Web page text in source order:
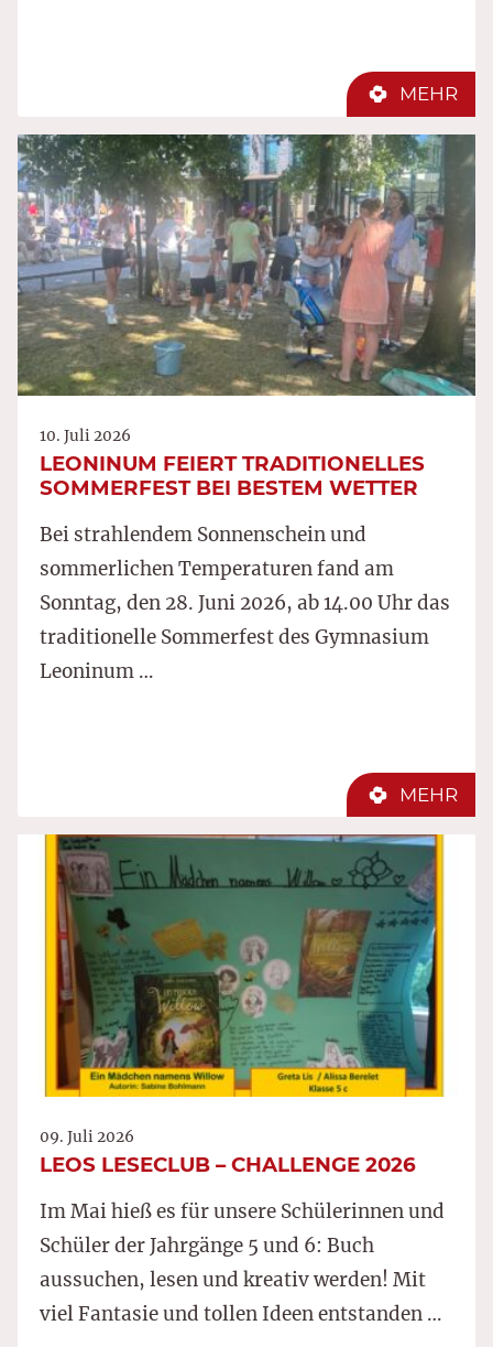
MEHR
10. Juli 2026
LEONINUM FEIERT TRADITIONELLES
SOMMERFEST BEI BESTEM WETTER
Bei strahlendem Sonnenschein und
sommerlichen Temperaturen fand am
Sonntag, den 28. Juni 2026, ab 14.00 Uhr das
traditionelle Sommerfest des Gymnasium
Leoninum …
MEHR
09. Juli 2026
LEOS LESECLUB – CHALLENGE 2026
Im Mai hieß es für unsere Schülerinnen und
Schüler der Jahrgänge 5 und 6: Buch
aussuchen, lesen und kreativ werden! Mit
viel Fantasie und tollen Ideen entstanden …